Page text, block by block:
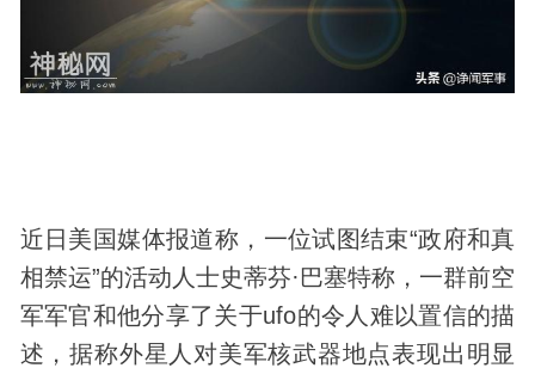
近日美国媒体报道称，一位试图结束“政府和真
相禁运”的活动人士史蒂芬·巴塞特称，一群前空
军军官和他分享了关于ufo的令人难以置信的描
述，据称外星人 对美军核武器地点表现出明显